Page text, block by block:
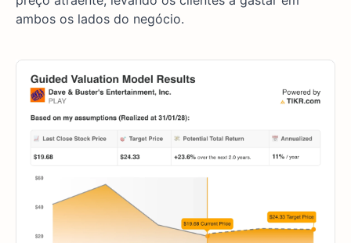
ambos os lados do negócio.